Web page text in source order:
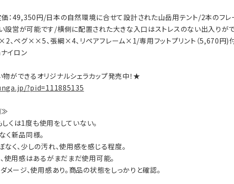
：49,350円/日本の自然環境に合せて設計された山岳用テント/2本のフレ
設営が可能です/横側に配置された大きな入口はストレスのない出入りがで
×2、ペグ××5、張綱×4、リペアフレーム×1/専用フットプリント（5,670
イロン
ができるオリジナルシェラカップ発売中！★
?pid=111885135
≫
しくは1度も使用をしていない。
く新品同様。
なく、少しの汚れ、使用感を感じる程度。
、使用感はあるがまだまだ使用可能。
ダメージ、使用感あり。商品の状態をしっかりと確認。